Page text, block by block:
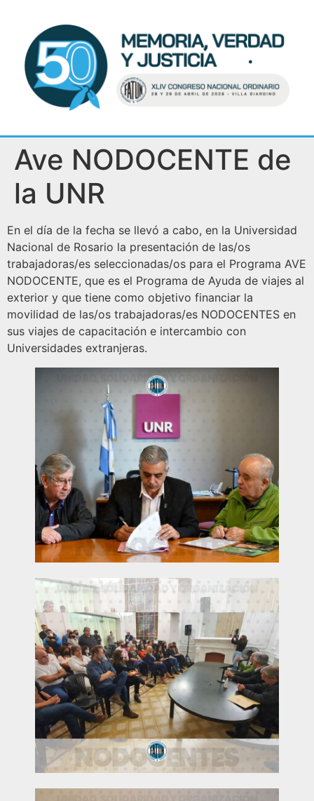
Ave NODOCENTE de
la UNR
En el día de la fecha se llevó a cabo, en la Universidad
Nacional de Rosario la presentación de las/os
trabajadoras/es seleccionadas/os para el Programa AVE
NODOCENTE, que es el Programa de Ayuda de viajes al
exterior y que tiene como objetivo financiar la
movilidad de las/os trabajadoras/es NODOCENTES en
sus viajes de capacitación e intercambio con
Universidades extranjeras.